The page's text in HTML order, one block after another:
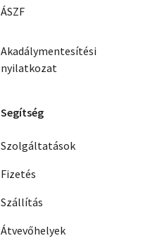
ÁSZF
Akadálymentesítési
nyilatkozat
Segítség
Szolgáltatások
Fizetés
Szállítás
Átvevőhelyek